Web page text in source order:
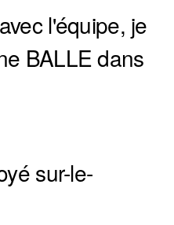
l'équipe, je
BALLE dans
sur-le-